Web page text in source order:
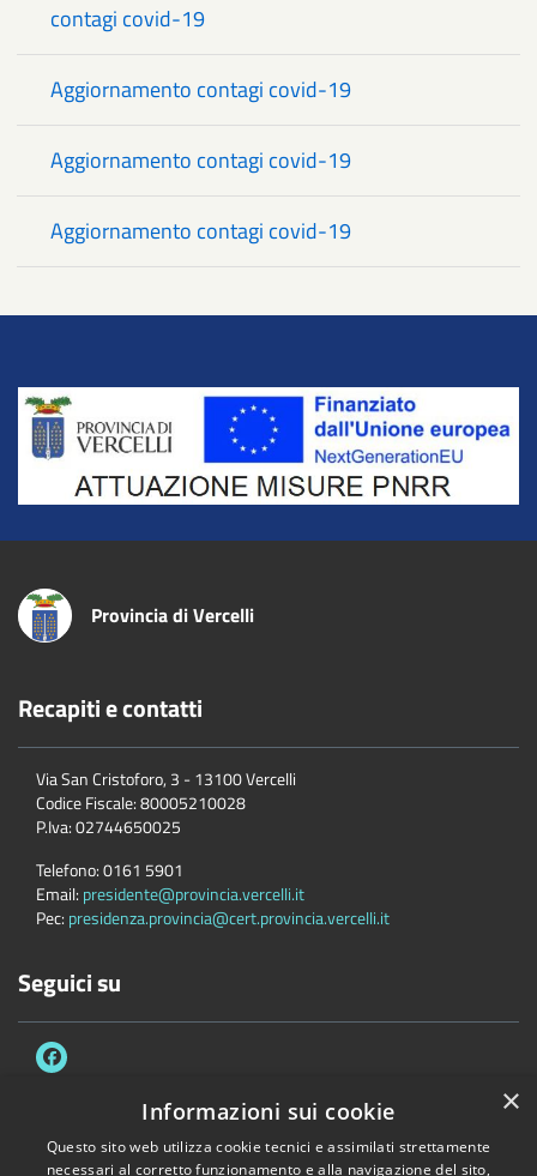
contagi covid-19
Aggiornamento contagi covid-19
Aggiornamento contagi covid-19
Aggiornamento contagi covid-19
Title
Provincia di Vercelli
Recapiti e contatti
Via San Cristoforo, 3 - 13100 Vercelli
Codice Fiscale:80005210028
P.Iva:02744650025
Telefono:0161 5901
Email: presidente@provincia.vercelli.it
Pec: presidenza.provincia@cert.provincia.vercelli.it
Seguici su
Accessibilità Privacy Cookie Mappa del sito
×
Informazioni sui cookie
Questo sito web utilizza cookie tecnici e assimilati strettamente
necessari al corretto funzionamento e alla navigazione del sito,